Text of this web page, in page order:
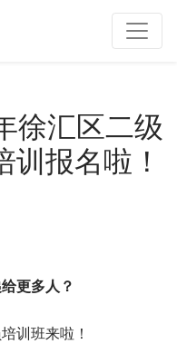
徐汇区二级
报名啦！
更多人？
训班来啦！